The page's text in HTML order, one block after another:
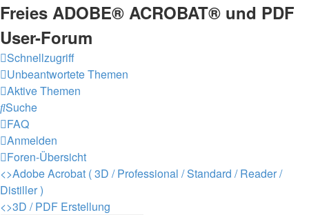
Freies ADOBE® ACROBAT® und PDF
User-Forum
Schnellzugriff
Unbeantwortete Themen
Aktive Themen
Suche
FAQ
Anmelden
Foren-Übersicht
<>Adobe Acrobat ( 3D / Professional / Standard / Reader /
Distiller )
<>3D / PDF Erstellung